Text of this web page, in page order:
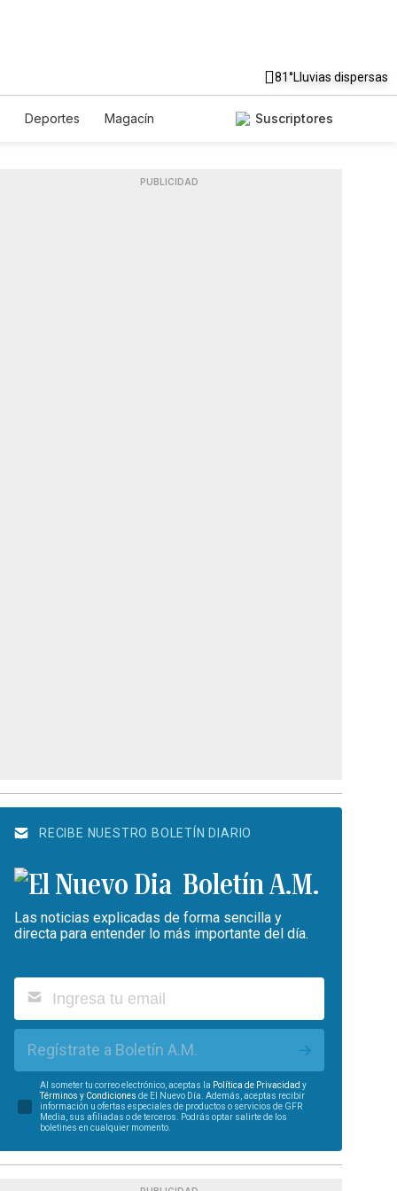
81°Lluvias dispersas
Deportes
Magacín
Suscriptores
PUBLICIDAD
RECIBE NUESTRO BOLETÍN DIARIO
Boletín A.M.
Las noticias explicadas de forma sencilla y
directa para entender lo más importante del día.
Regístrate a Boletín A.M.
Al someter tu correo electrónico, aceptas la Política de Privacidad y
Términos y Condiciones de El Nuevo Día. Además, aceptas recibir
información u ofertas especiales de productos o servicios de GFR
Media, sus afiliadas o de terceros. Podrás optar salirte de los
boletines en cualquier momento.